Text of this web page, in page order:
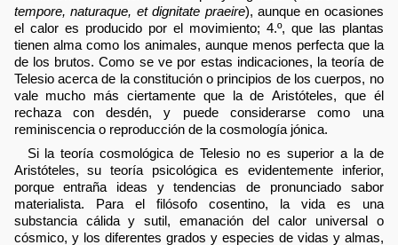
tempore, naturaque, et dignitate praeire), aunque en ocasiones
el calor es producido por el movimiento; 4.º, que las plantas
tienen alma como los animales, aunque menos perfecta que la
de los brutos. Como se ve por estas indicaciones, la teoría de
Telesio acerca de la constitución o principios de los cuerpos, no
vale mucho más ciertamente que la de Aristóteles, que él
rechaza con desdén, y puede considerarse como una
reminiscencia o reproducción de la cosmología jónica.
Si la teoría cosmológica de Telesio no es superior a la de
Aristóteles, su teoría psicológica es evidentemente inferior,
porque entraña ideas y tendencias de pronunciado sabor
materialista. Para el filósofo cosentino, la vida es una
substancia cálida y sutil, emanación del calor universal o
cósmico, y los diferentes grados y especies de vidas y almas,